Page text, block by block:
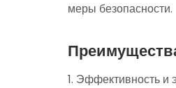
меры безопасности.
1. Эффективность и